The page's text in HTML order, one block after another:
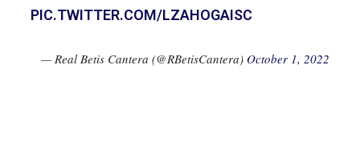
PIC.TWITTER.COM/LZAHOGAISC
— Real Betis Cantera (@RBetisCantera) October 1, 2022